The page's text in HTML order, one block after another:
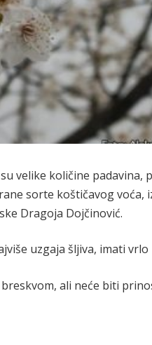
velike količine padavina,
sorte koštičavog voća,
Dragoja Dojčinović.
uzgaja šljiva, imati
ali neće biti